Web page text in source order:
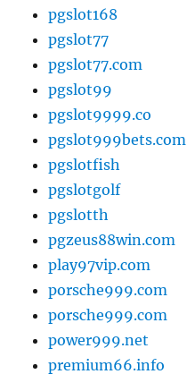
pgslot168
pgslot77
pgslot77.com
pgslot99
pgslot9999.co
pgslot999bets.com
pgslotfish
pgslotgolf
pgslotth
pgzeus88win.com
play97vip.com
porsche999.com
porsche999.com
power999.net
premium66.info